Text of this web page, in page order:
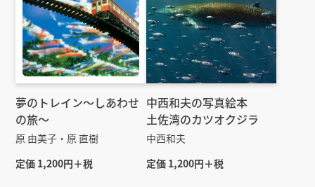
夢のトレイン～しあわせ
の旅～
原 由美子・原 直樹
定価 1,200円＋税
中西和夫の写真絵本
土佐湾のカツオクジラ
中西和夫
定価 1,200円＋税